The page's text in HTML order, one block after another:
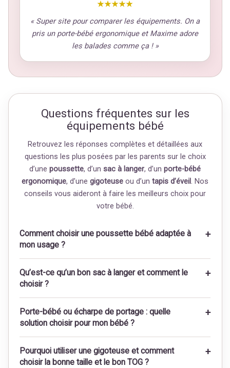
★★★★★
« Super site pour comparer les équipements. On a
pris un porte-bébé ergonomique et Maxime adore
les balades comme ça ! »
Questions fréquentes sur les
équipements bébé
Retrouvez les réponses complètes et détaillées aux
questions les plus posées par les parents sur le choix
d’une poussette, d’un sac à langer, d’un porte-bébé
ergonomique, d’une gigoteuse ou d’un tapis d’éveil. Nos
conseils vous aideront à faire les meilleurs choix pour
votre bébé.
Comment choisir une poussette bébé adaptée à
mon usage ?
Qu’est-ce qu’un bon sac à langer et comment le
choisir ?
Porte-bébé ou écharpe de portage : quelle
solution choisir pour mon bébé ?
Pourquoi utiliser une gigoteuse et comment
choisir la bonne taille et le bon TOG ?